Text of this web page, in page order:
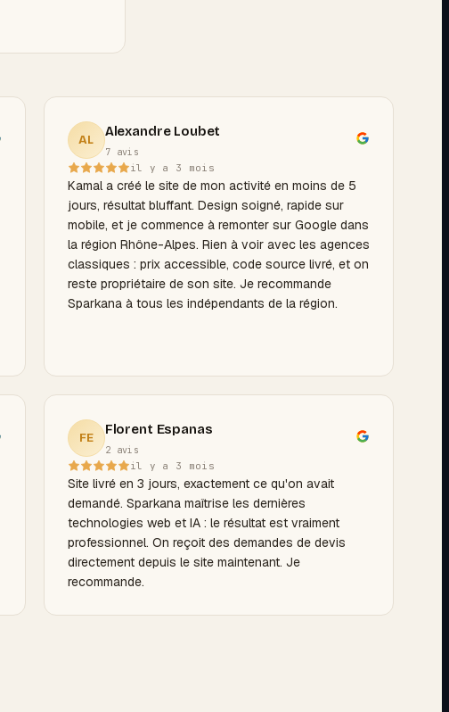
AL
Alexandre Loubet
7 avis
il y a 3 mois
Kamal a créé le site de mon activité en moins de 5
jours, résultat bluffant. Design soigné, rapide sur
mobile, et je commence à remonter sur Google dans
la région Rhône-Alpes. Rien à voir avec les agences
classiques : prix accessible, code source livré, et on
reste propriétaire de son site. Je recommande
Sparkana à tous les indépendants de la région.
FE
Florent Espanas
2 avis
il y a 3 mois
Site livré en 3 jours, exactement ce qu'on avait
demandé. Sparkana maîtrise les dernières
technologies web et IA : le résultat est vraiment
professionnel. On reçoit des demandes de devis
directement depuis le site maintenant. Je
recommande.